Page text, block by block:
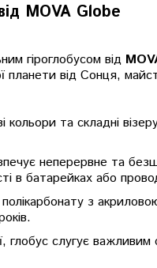
MOVA Globe
гіроглобусом від
від Сонця,
кольори та складні
неперервне та
в батарейках або
з
глобус слугує